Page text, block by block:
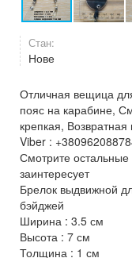
Стан:
Нове
Отличная вещица
пояс на карабине,
крепкая,
Viber :
Смотрите
заинтересует
Брелок выдвижной
бэйджей
Ширина : 3.5 см
Высота : 7 см
Толщина : 1 см